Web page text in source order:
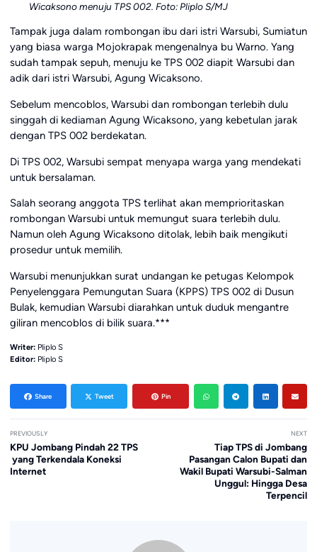
Wicaksono menuju TPS 002. Foto: Pliplo S/MJ
Tampak juga dalam rombongan ibu dari istri Warsubi, Sumiatun
yang biasa warga Mojokrapak mengenalnya bu Warno. Yang
sudah tampak sepuh, menuju ke TPS 002 diapit Warsubi dan
adik dari istri Warsubi, Agung Wicaksono.
Sebelum mencoblos, Warsubi dan rombongan terlebih dulu
singgah di kediaman Agung Wicaksono, yang kebetulan jarak
dengan TPS 002 berdekatan.
Di TPS 002, Warsubi sempat menyapa warga yang mendekati
untuk bersalaman.
Salah seorang anggota TPS terlihat akan memprioritaskan
rombongan Warsubi untuk memungut suara terlebih dulu.
Namun oleh Agung Wicaksono ditolak, lebih baik mengikuti
prosedur untuk memilih.
Warsubi menunjukkan surat undangan ke petugas Kelompok
Penyelenggara Pemungutan Suara (KPPS) TPS 002 di Dusun
Bulak, kemudian Warsubi diarahkan untuk duduk mengantre
giliran mencoblos di bilik suara.***
Writer: Pliplo S
Editor: Pliplo S
Share Tweet Pin
PREVIOUSLY
KPU Jombang Pindah 22 TPS
yang Terkendala Koneksi
Internet
NEXT
Tiap TPS di Jombang
Pasangan Calon Bupati dan
Wakil Bupati Warsubi-Salman
Unggul: Hingga Desa
Terpencil